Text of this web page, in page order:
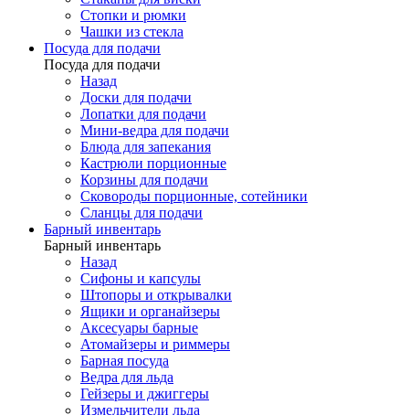
Стопки и рюмки
Чашки из стекла
Посуда для подачи
Посуда для подачи
Назад
Доски для подачи
Лопатки для подачи
Мини-ведра для подачи
Блюда для запекания
Кастрюли порционные
Корзины для подачи
Сковороды порционные, сотейники
Сланцы для подачи
Барный инвентарь
Барный инвентарь
Назад
Сифоны и капсулы
Штопоры и открывалки
Ящики и органайзеры
Аксесуары барные
Атомайзеры и риммеры
Барная посуда
Ведра для льда
Гейзеры и джиггеры
Измельчители льда